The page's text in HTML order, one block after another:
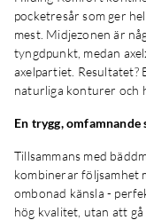
pocketresår som ger
mest. Midjezonen är
tyngdpunkt, medan
axelpartiet. Resultatet?
naturliga konturer och
En trygg, omfamnande
Tillsammans med
kombinerar följsamhet
ombonad känsla -
hög kvalitet, utan att gå